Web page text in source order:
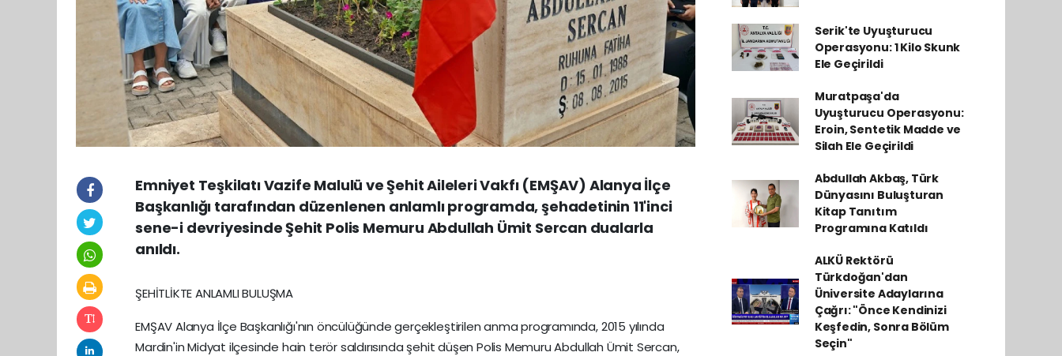
Emniyet Teşkilatı Vazife Malulü ve Şehit Aileleri Vakfı (EMŞAV) Alanya İlçe
Başkanlığı tarafından düzenlenen anlamlı programda, şehadetinin 11'inci
sene-i devriyesinde Şehit Polis Memuru Abdullah Ümit Sercan dualarla
anıldı.
ŞEHİTLİKTE ANLAMLI BULUŞMA
EMŞAV Alanya İlçe Başkanlığı'nın öncülüğünde gerçekleştirilen anma programında, 2015 yılında
Mardin'in Midyat ilçesinde hain terör saldırısında şehit düşen Polis Memuru Abdullah Ümit Sercan,
Serik'te Uyuşturucu
Operasyonu: 1 Kilo Skunk
Ele Geçirildi
Muratpaşa'da
Uyuşturucu Operasyonu:
Eroin, Sentetik Madde ve
Silah Ele Geçirildi
Abdullah Akbaş, Türk
Dünyasını Buluşturan
Kitap Tanıtım
Programına Katıldı
ALKÜ Rektörü
Türkdoğan'dan
Üniversite Adaylarına
Çağrı: "Önce Kendinizi
Keşfedin, Sonra Bölüm
Seçin"